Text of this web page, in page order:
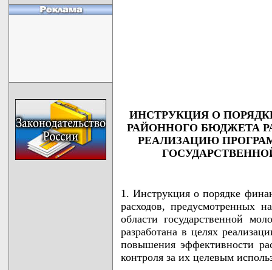
ИНСТРУКЦИЯ О
РАЙОННОГО БЮДЖЕТА
РЕАЛИЗАЦИЮ
1. Инструкция о порядке
расходов, предусмотренных
области государственной
разработана в целях
повышения эффективности
контроля за их целевым